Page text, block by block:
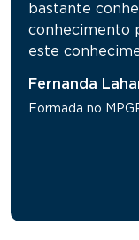
bastante
conhecimento
este
Fernanda
Formada no